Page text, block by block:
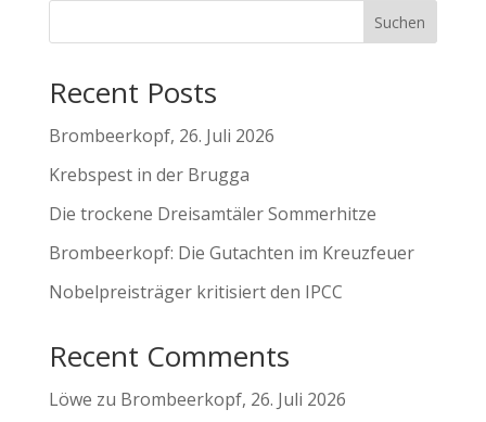
Suchen
Recent Posts
Brombeerkopf, 26. Juli 2026
Krebspest in der Brugga
Die trockene Dreisamtäler Sommerhitze
Brombeerkopf: Die Gutachten im Kreuzfeuer
Nobelpreisträger kritisiert den IPCC
Recent Comments
Löwe zu Brombeerkopf, 26. Juli 2026